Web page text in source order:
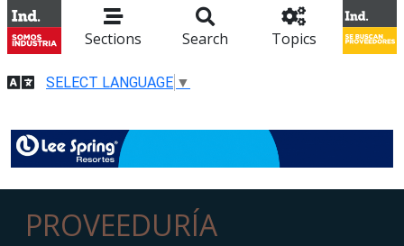
Sections Search Topics
SELECT LANGUAGE ▼
PROVEEDURÍA